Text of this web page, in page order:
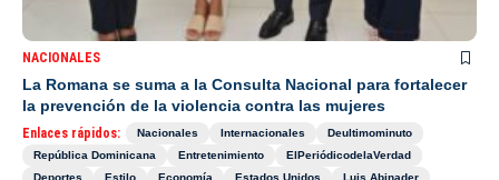
NACIONALES
La Romana se suma a la Consulta Nacional para fortalecer
la prevención de la violencia contra las mujeres
Enlaces rápidos: Nacionales Internacionales
Deultimominuto
República Dominicana
Entretenimiento
ElPeriódicodelaVerdad
Deportes
Estilo Economía Estados Unidos
Luis Abinader